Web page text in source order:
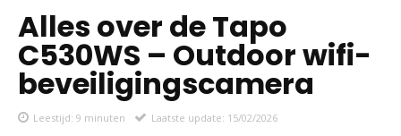
Alles over de Tapo
C530WS – Outdoor wifi-
beveiligingscamera
Leestijd: 9 minuten Laatste update: 15/02/2026